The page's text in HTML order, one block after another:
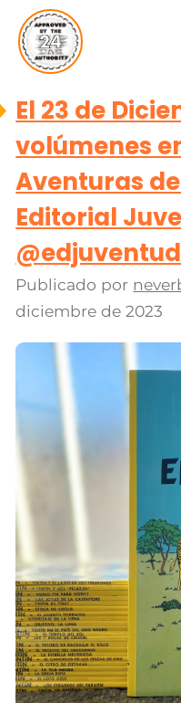
El 23 de
volúmenes
Aventuras
Editorial
@edjuventud
Publicado por
diciembre de 2023